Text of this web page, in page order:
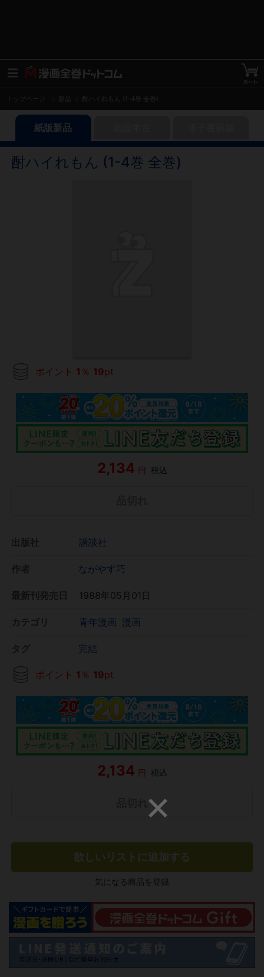
トップページ 酎ハイれもん (1-4巻 全巻)
紙版新品
酎ハイれもん (1-4巻 全巻)
ポイント 1 ％ 19pt
2,134 円 税込
講談社
ながやす巧
1988年05月01日
青年漫画 漫画
完結
ポイント 1 ％ 19pt
2,134 円 税込
欲しいリストに追加する
気になる商品を登録